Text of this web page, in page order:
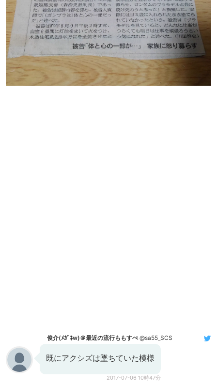
俊介(ﾒｶﾞﾈw)＠最近の流行ももすぺ@sa55_SCS
既にアクシズは墜ちていた模様
2017-07-06 10時47分